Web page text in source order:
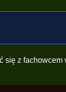
się z